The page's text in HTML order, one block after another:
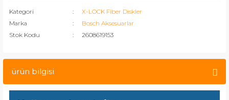
Kategori
X-LOCK Fiber Diskler
Marka
Bosch Aksesuarlar
Stok Kodu
2608619153
ürün bilgisi